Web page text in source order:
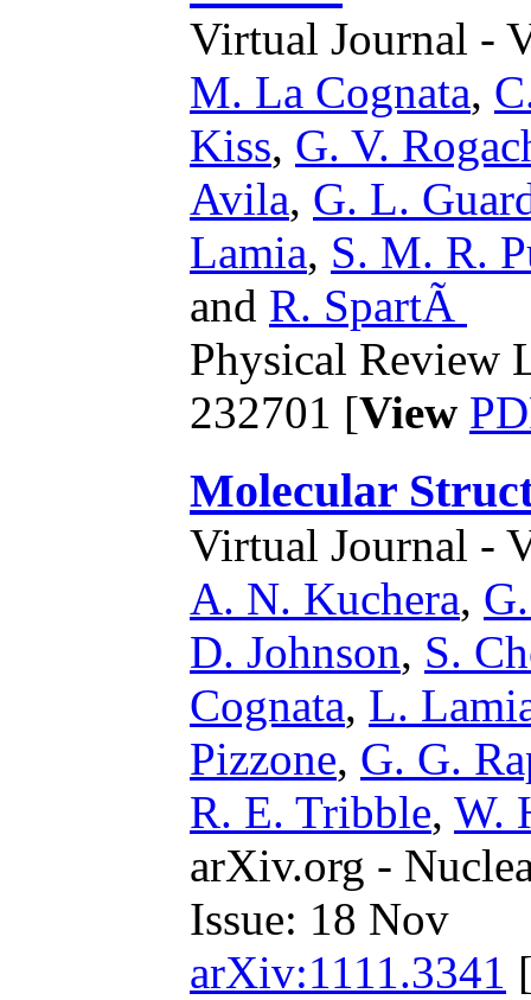
Virtual Journal -
M. La Cognata,
Kiss, G. V.
Avila, G. L.
Lamia, S. M. R.
and R. SpartÃ
Physical Review
232701 [View
Molecular
Virtual Journal -
A. N. Kuchera,
D. Johnson, S.
Cognata, L.
Pizzone, G. G.
R. E. Tribble, W.
arXiv.org -
Issue: 18 Nov
arXiv:1111.3341